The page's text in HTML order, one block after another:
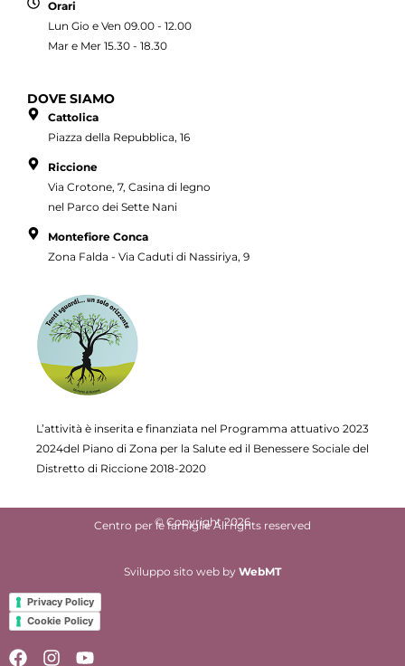
Orari
Lun Gio e Ven 09.00 - 12.00
Mar e Mer 15.30 - 18.30
DOVE SIAMO
Cattolica
Piazza della Repubblica, 16
Riccione
Via Crotone, 7, Casina di legno
nel Parco dei Sette Nani
Montefiore Conca
Zona Falda - Via Caduti di Nassiriya, 9
L’attività è inserita e finanziata nel Programma attuativo 2023
2024del Piano di Zona per la Salute ed il Benessere Sociale del
Distretto di Riccione 2018-2020
© Copyright 2026
Centro per le famiglie All rights reserved
Sviluppo sito web by WebMT
Privacy Policy
Cookie Policy